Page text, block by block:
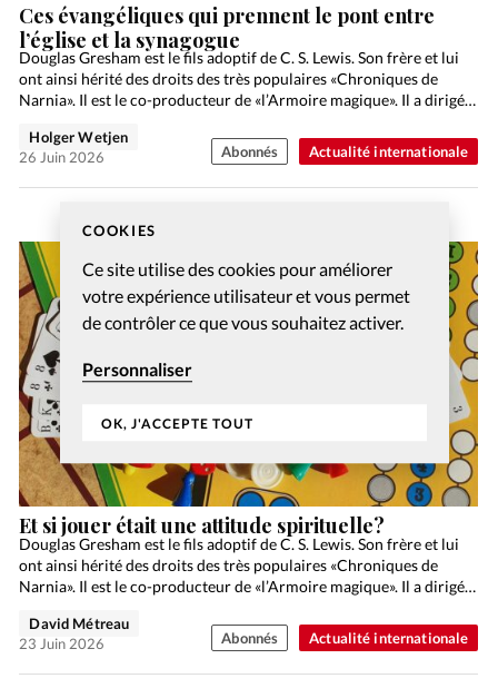
COOKIES
Ce site utilise des cookies pour améliorer
votre expérience utilisateur et vous permet
de contrôler ce que vous souhaitez activer.
Personnaliser
OK, J'ACCEPTE TOUT
Actualité internationale
Ces évangéliques qui prennent le pont entre
l’église et la synagogue
Douglas Gresham est le fils adoptif de C. S. Lewis. Son frère et lui
ont ainsi hérité des droits des très populaires «Chroniques de
Narnia». Il est le co-producteur de «l’Armoire magique». Il a dirigé…
Holger Wetjen
26 Juin 2026
Abonnés
Actualité internationale
Et si jouer était une attitude spirituelle?
Douglas Gresham est le fils adoptif de C. S. Lewis. Son frère et lui
ont ainsi hérité des droits des très populaires «Chroniques de
Narnia». Il est le co-producteur de «l’Armoire magique». Il a dirigé…
David Métreau
23 Juin 2026
Abonnés